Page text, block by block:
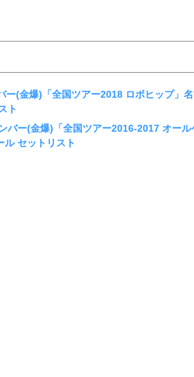
ー(金爆)「全国ツアー2018 ロボヒップ」
ト
バー(金爆)「全国ツアー2016-2017 オール
ル セットリスト